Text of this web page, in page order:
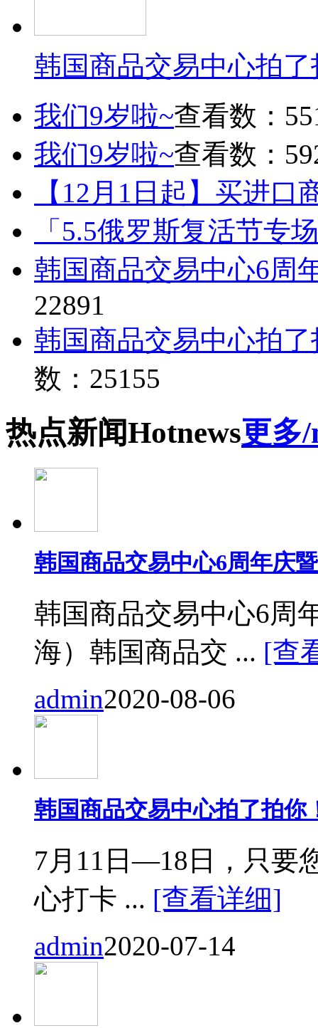
韩国商品交易中心拍
我们9岁啦~查看数：
我们9岁啦~查看数：
【12月1日起】买进口
「5.5俄罗斯复活节专
韩国商品交易中心6周
22891
韩国商品交易中心拍
数：25155
热点新闻Hotnews更多
韩国商品交易中心6周年庆
韩国商品交易中心6周
海）韩国商品交 ... [查
admin2020-08-06
韩国商品交易中心拍了拍你
7月11日—18日，只要
心打卡 ... [查看详细]
admin2020-07-14